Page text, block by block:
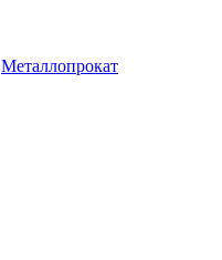
Металлопрокат